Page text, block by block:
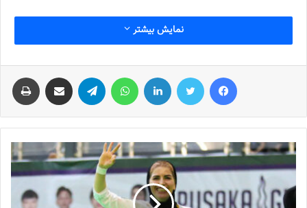
جنجال جدید در سوپرلیگ فوتسال
2022-12-11
لیست تیم ملی فوتسال زنان اعلام شد
2025-04-28
سرنوشت عجیب ستاره ایرانی در تورکال
نمایش بیشتر